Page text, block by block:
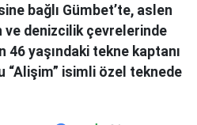
bağlı Gümbet’te, aslen
ve denizcilik çevrelerinde
46 yaşındaki tekne kaptanı
“Alişim” isimli özel teknede